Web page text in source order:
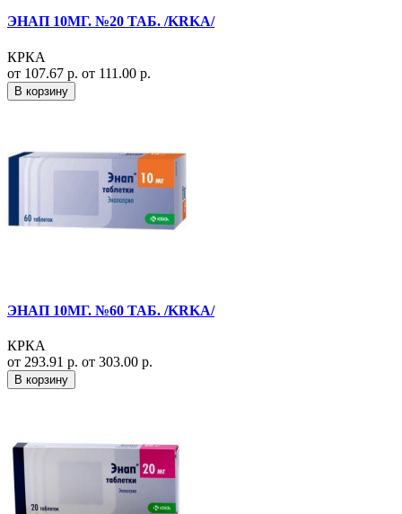
ЭНАП 10МГ. №20 ТАБ. /KRKA/
КРКА
от 107.67 р. от 111.00 р.
В корзину
ЭНАП 10МГ. №60 ТАБ. /KRKA/
КРКА
от 293.91 р. от 303.00 р.
В корзину